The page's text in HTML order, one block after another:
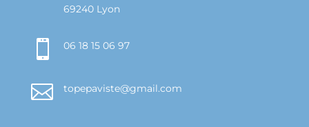
69240 Lyon
 06 18 15 06 97
 topepaviste@gmail.com